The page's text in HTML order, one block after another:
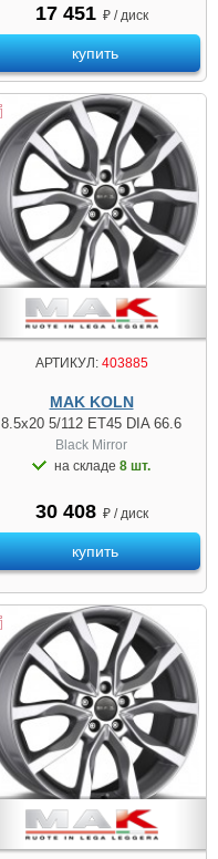
17 451 ₽ / диск
купить
АРТИКУЛ:403885
MAK KOLN
8.5x20 5/112 ET45 DIA 66.6
Black Mirror
на складе 8 шт.
30 408 ₽ / диск
купить